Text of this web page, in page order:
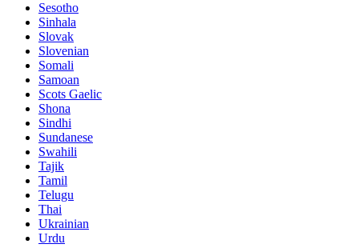
Sesotho
Sinhala
Slovak
Slovenian
Somali
Samoan
Scots Gaelic
Shona
Sindhi
Sundanese
Swahili
Tajik
Tamil
Telugu
Thai
Ukrainian
Urdu